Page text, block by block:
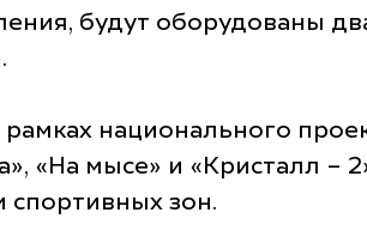
будут оборудованы
национального
«На мысе» и «Кристалл –
спортивных зон.